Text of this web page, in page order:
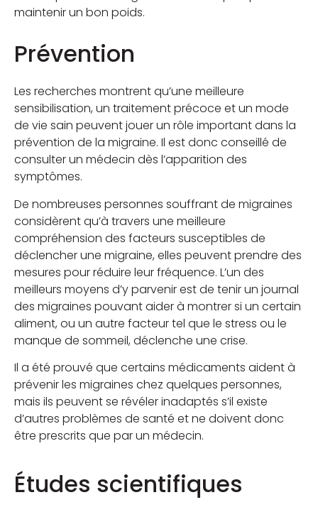
maintenir un bon poids.
Prévention
Les recherches montrent qu’une meilleure
sensibilisation, un traitement précoce et un mode
de vie sain peuvent jouer un rôle important dans la
prévention de la migraine. Il est donc conseillé de
consulter un médecin dès l’apparition des
symptômes.
De nombreuses personnes souffrant de migraines
considèrent qu’à travers une meilleure
compréhension des facteurs susceptibles de
déclencher une migraine, elles peuvent prendre des
mesures pour réduire leur fréquence. L’un des
meilleurs moyens d’y parvenir est de tenir un journal
des migraines pouvant aider à montrer si un certain
aliment, ou un autre facteur tel que le stress ou le
manque de sommeil, déclenche une crise.
Il a été prouvé que certains médicaments aident à
prévenir les migraines chez quelques personnes,
mais ils peuvent se révéler inadaptés s’il existe
d’autres problèmes de santé et ne doivent donc
être prescrits que par un médecin.
Études scientifiques